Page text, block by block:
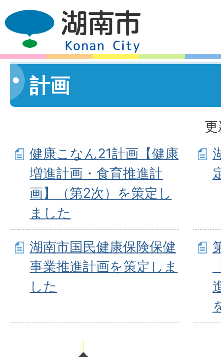
計画
健康こなん21計画【健康
増進計画・食育推進計
画】（第2次）を策定し
ました
湖南市国民健康保険保健
事業推進計画を策定しま
した